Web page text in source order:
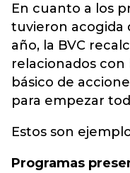
En cuanto a los
tuvieron acogida
año, la BVC
relacionados con
básico de
para empezar
Estos son
Programas